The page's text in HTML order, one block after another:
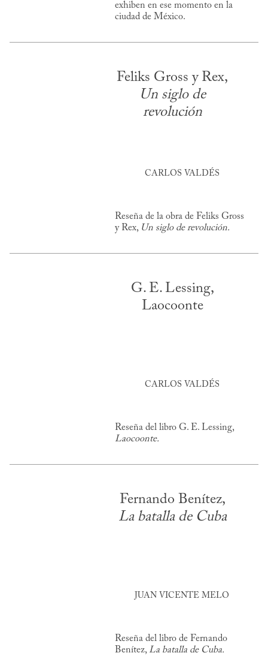
exhiben en ese momento en la
ciudad de México.
Feliks Gross y Rex,
Un siglo de
revolución
CARLOS VALDÉS
Reseña de la obra de Feliks Gross
y Rex, Un siglo de revolución.
G. E. Lessing,
Laocoonte
CARLOS VALDÉS
Reseña del libro G. E. Lessing,
Laocoonte.
Fernando Benítez,
La batalla de Cuba
JUAN VICENTE MELO
Reseña del libro de Fernando
Benítez, La batalla de Cuba.